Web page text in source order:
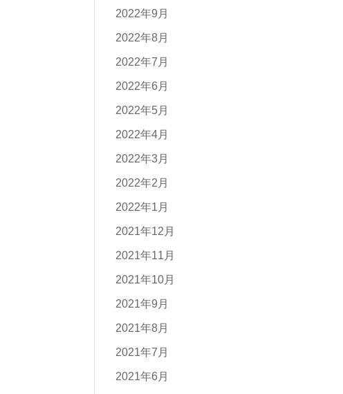
2022年9月
2022年8月
2022年7月
2022年6月
2022年5月
2022年4月
2022年3月
2022年2月
2022年1月
2021年12月
2021年11月
2021年10月
2021年9月
2021年8月
2021年7月
2021年6月